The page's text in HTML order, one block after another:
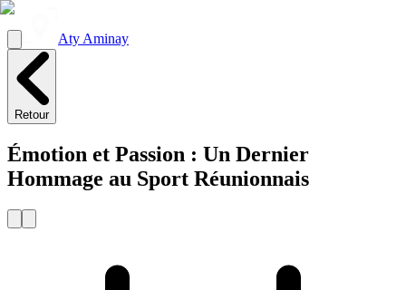
Aty Aminay
Retour
Émotion et Passion : Un Dernier
Hommage au Sport Réunionnais